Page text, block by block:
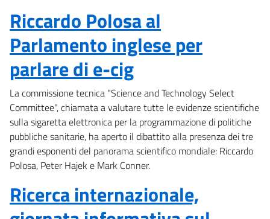
Riccardo Polosa al
Parlamento inglese per
parlare di e-cig
La commissione tecnica "Science and Technology Select
Committee", chiamata a valutare tutte le evidenze scientifiche
sulla sigaretta elettronica per la programmazione di politiche
pubbliche sanitarie, ha aperto il dibattito alla presenza dei tre
grandi esponenti del panorama scientifico mondiale: Riccardo
Polosa, Peter Hajek e Mark Conner.
Ricerca internazionale,